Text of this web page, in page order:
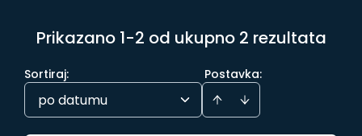
Prikazano 1-2 od ukupno 2 rezultata
Postavka:
Sortiraj:
po datumu